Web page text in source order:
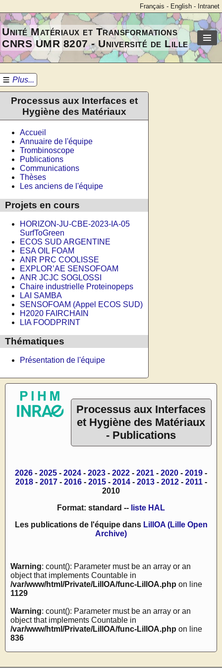
Français - English - Intranet
Unité Matériaux et Transformations
CNRS UMR 8207 - Université de Lille
Plus...
Processus aux Interfaces et
Hygiène des Matériaux
Accueil
Annuaire de l'équipe
Trombinoscope
Publications
Communications
Thèses
Les anciens de l'équipe
Projets en cours
HORIZON-JU-CBE-2023-IA-05
SurfToGreen
ECOS SUD ARGENTINE
ESA OIL FOAM
ANR PRC COOLISSE
EXPLOR’AE SENSOFOAM
ANR JCJC SOGLOSSI
Chaire industrielle Proteinopeps
LAI SAMBA
SENSOFOAM (Appel ECOS SUD)
H2020 FAIRCHAIN
LIA FOODPRINT
Thématiques
Présentation de l'équipe
Processus aux Interfaces
et Hygiène des Matériaux
- Publications
2026 - 2025 - 2024 - 2023 - 2022 - 2021 - 2020 - 2019 -
2018- 2017- 2016- 2015- 2014- 2013- 2012- 2011-
2010
Format: standard -- liste HAL
Les publications de l'équipe dans LillOA (Lille Open
Archive)
Warning: count(): Parameter must be an array or an
object that implements Countable in
/var/www/html/Private/LillOA/func-LillOA.php on line
1129
Warning: count(): Parameter must be an array or an
object that implements Countable in
/var/www/html/Private/LillOA/func-LillOA.php on line
836